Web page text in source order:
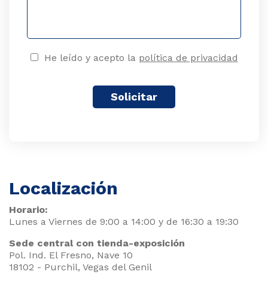
Localización
Horario:
Lunes a Viernes de 9:00 a 14:00 y de 16:30 a 19:30
Sede central con tienda-exposición
Pol. Ind. El Fresno, Nave 10
18102 - Purchil, Vegas del Genil
He leído y acepto la política de privacidad